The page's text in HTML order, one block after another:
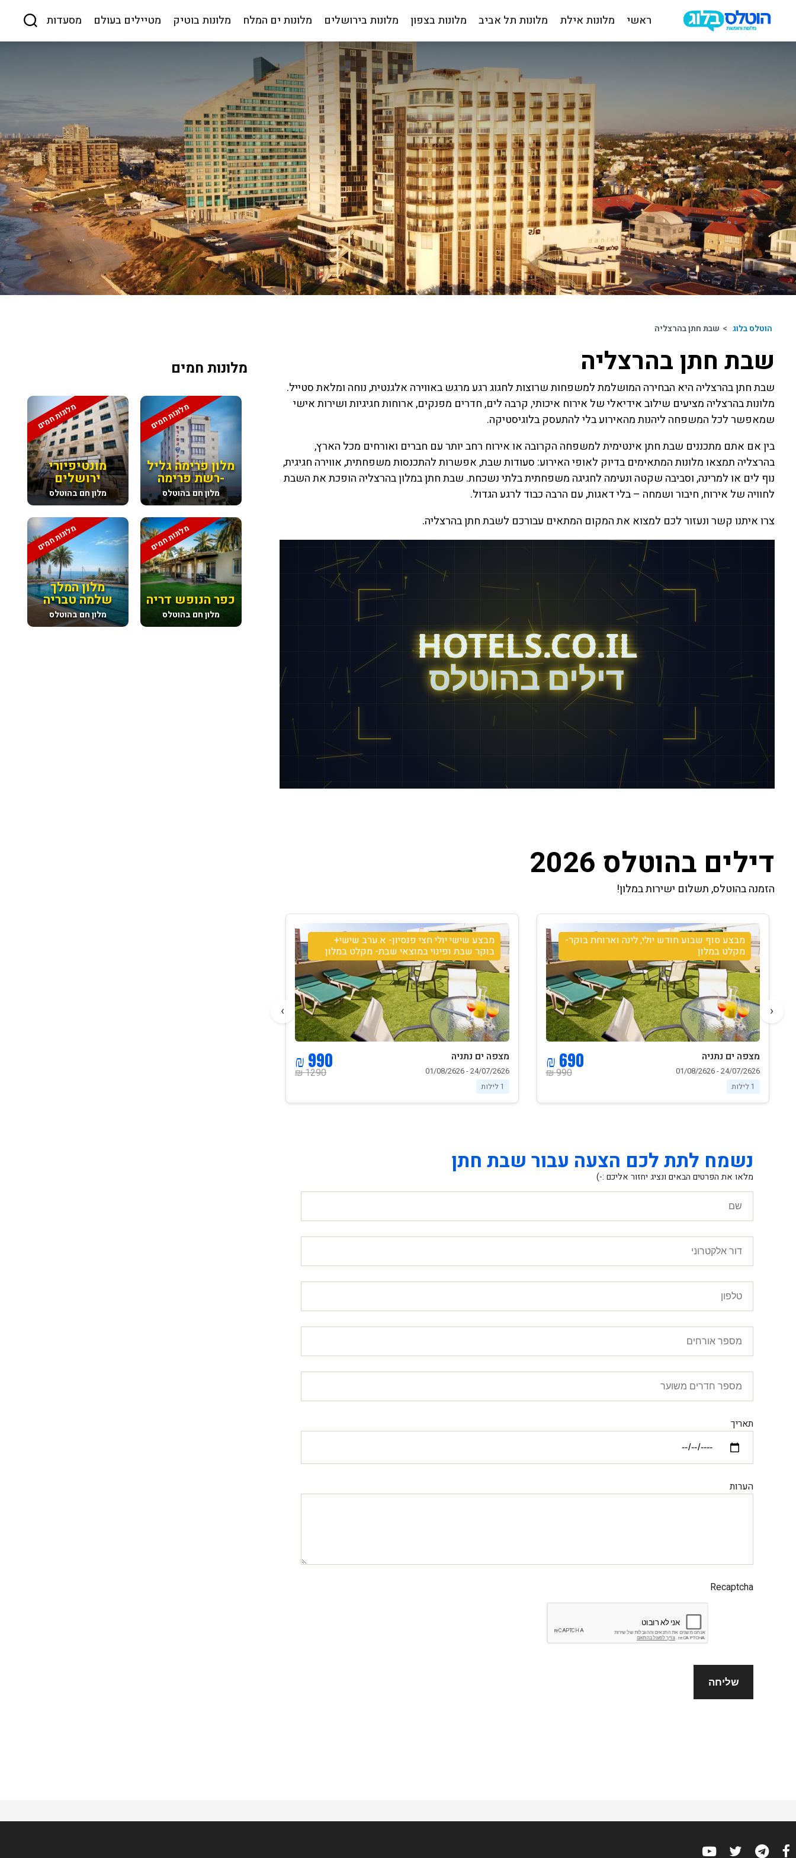
הוטלס
ראשי מלונות אילת מלונות תל אביב מלונות בצפון מלונות בירושלים מלונות ים המלח מלונות בוטיק מטיילים בעולם מסעדות
הוטלס בלוג > שבת חתן בהרצליה
מלונות חמים
מלונות חמים
מונטיפיורי
ירושלים
מלון חם בהוטלס
מלונות חמים
מלון פרימה גליל
-רשת פרימה
מלון חם בהוטלס
מלונות חמים
מלון המלך
שלמה טבריה
מלון חם בהוטלס
מלונות חמים
כפר הנופש דריה
מלון חם בהוטלס
שבת חתן בהרצליה
שבת חתן בהרצליה היא הבחירה המושלמת למשפחות שרוצות לחגוג רגע מרגש באווירה אלגנטית, נוחה ומלאת סטייל.
מלונות בהרצליה מציעים שילוב אידיאלי של אירוח איכותי, קרבה לים, חדרים מפנקים, ארוחות חגיגיות ושירות אישי
שמאפשר לכל המשפחה ליהנות מהאירוע בלי להתעסק בלוגיסטיקה.
בין אם אתם מתכננים שבת חתן אינטימית למשפחה הקרובה או אירוח רחב יותר עם חברים ואורחים מכל הארץ,
בהרצליה תמצאו מלונות המתאימים בדיוק לאופי האירוע: סעודות שבת, אפשרות להתכנסות משפחתית, אווירה חגיגית,
נוף לים או למרינה, וסביבה שקטה ונעימה לחגיגה משפחתית בלתי נשכחת. שבת חתן במלון בהרצליה הופכת את השבת
לחוויה של אירוח, חיבור ושמחה – בלי דאגות, עם הרבה כבוד לרגע הגדול.
צרו איתנו קשר ונעזור לכם למצוא את המקום המתאים עבורכם לשבת חתן בהרצליה.
דילים בהוטלס 2026
הזמנה בהוטלס, תשלום ישירות במלון!
מבצע סוף שבוע חודש יולי, לינה וארוחת בוקר-
מקלט במלון
מצפה ים נתניה
24/07/2626 - 01/08/2626
1 לילות
990 ₪
690 ₪
מבצע שישי יולי חצי פנסיון- א.ערב שישי+
בוקר שבת ופינוי במוצאי שבת- מקלט במלון
מצפה ים נתניה
24/07/2626 - 01/08/2626
1 לילות
1290 ₪
990 ₪
‹
›
נשמח לתת לכם הצעה עבור שבת חתן
מלאו את הפרטים הבאים ונציג יחזור אליכם :-)
תאריך
הערות
Recaptcha